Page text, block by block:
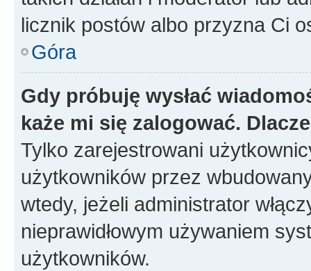
licznik postów albo przyzna Ci
Góra
Gdy próbuję wysłać
każe mi się zalogować.
Tylko zarejestrowani
użytkowników przez
wtedy, jeżeli administrator
nieprawidłowym używaniem
użytkowników.